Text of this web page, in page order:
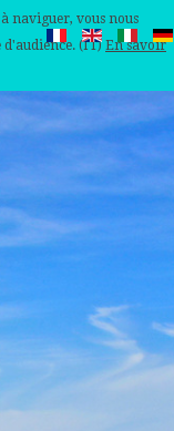
naviguer, vous nous
d'audience. (IT) En savoir